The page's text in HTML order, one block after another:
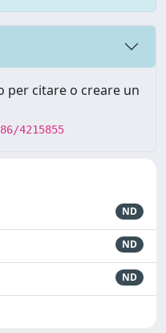
per citare o creare un
4215855
ND
ND
ND